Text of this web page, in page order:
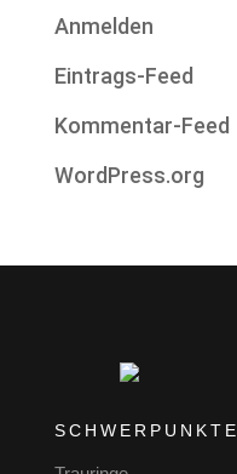
Anmelden
Eintrags-Feed
Kommentar-Feed
WordPress.org
SCHWERPUNKTE